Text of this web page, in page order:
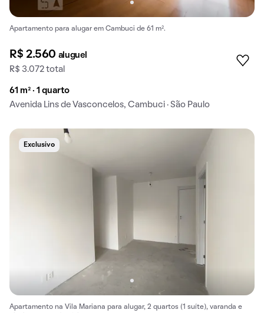
Apartamento para alugar em Cambuci de 61 m².
R$ 2.560 aluguel
R$ 3.072 total
61 m² · 1 quarto
Avenida Lins de Vasconcelos, Cambuci · São Paulo
Exclusivo
Apartamento na Vila Mariana para alugar, 2 quartos (1 suíte), varanda e